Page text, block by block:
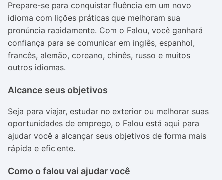
Prepare-se para conquistar fluência em um novo
idioma com lições práticas que melhoram sua
pronúncia rapidamente. Com o Falou, você ganhará
confiança para se comunicar em inglês, espanhol,
francês, alemão, coreano, chinês, russo e muitos
outros idiomas.
Alcance seus objetivos
Seja para viajar, estudar no exterior ou melhorar suas
oportunidades de emprego, o Falou está aqui para
ajudar você a alcançar seus objetivos de forma mais
rápida e eficiente.
Como o falou vai ajudar você